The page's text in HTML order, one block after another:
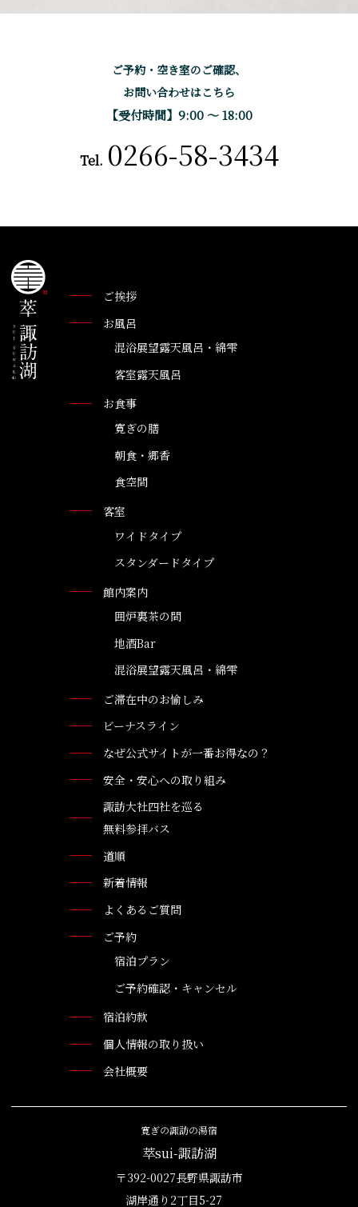
ご予約・空き室のご確認、
お問い合わせはこちら
【受付時間】9:00 〜 18:00
Tel. 0266-58-3434
ご挨拶
お風呂
混浴展望露天風呂・綿雫
客室露天風呂
お食事
寛ぎの膳
朝食・郷香
食空間
客室
ワイドタイプ
スタンダードタイプ
館内案内
囲炉裏茶の間
地酒Bar
混浴展望露天風呂・綿雫
ご滞在中のお愉しみ
ビーナスライン
なぜ公式サイトが一番お得なの？
安全・安心への取り組み
諏訪大社四社を巡る
無料参拝バス
道順
新着情報
よくあるご質問
ご予約
宿泊プラン
ご予約確認・キャンセル
宿泊約款
個人情報の取り扱い
会社概要
寛ぎの諏訪の湯宿
萃sui-諏訪湖
〒392-0027長野県諏訪市
湖岸通り2丁目5-27